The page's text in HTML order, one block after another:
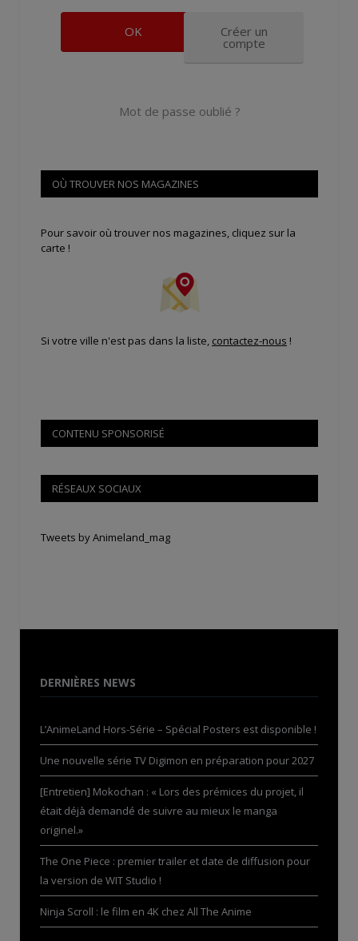
Créer un
compte
Mot de passe oublié ?
OÙ TROUVER NOS MAGAZINES
Pour savoir où trouver nos magazines, cliquez sur la
carte !
Si votre ville n'est pas dans la liste, contactez-nous !
CONTENU SPONSORISÉ
RÉSEAUX SOCIAUX
Tweets by Animeland_mag
DERNIÈRES NEWS
L’AnimeLand Hors-Série – Spécial Posters est disponible !
Une nouvelle série TV Digimon en préparation pour 2027
[Entretien] Mokochan : « Lors des prémices du projet, il
était déjà demandé de suivre au mieux le manga
originel.»
The One Piece : premier trailer et date de diffusion pour
la version de WIT Studio !
Ninja Scroll : le film en 4K chez All The Anime